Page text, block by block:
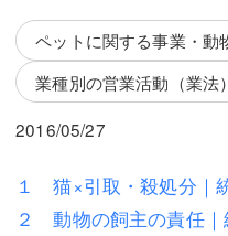
吉元 優仁
小川 祐
弁護士費用
不動産
相続・遺言
吉元 優仁
弁護士費用
不動産
相続・遺言
離婚（夫婦間トラブル）
ペットに関する事業・動
業種別の営業活動（業法）
2016/05/27
１ 猫×引取・殺処分｜
２ 動物の飼主の責任｜